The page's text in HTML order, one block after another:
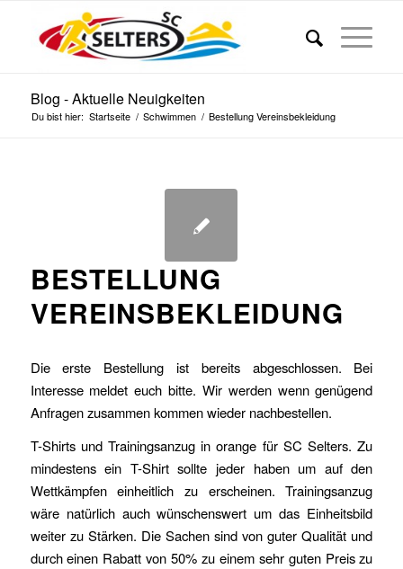
Blog - Aktuelle Neuigkeiten
Du bist hier: Startseite / Schwimmen / Bestellung Vereinsbekleidung
BESTELLUNG
VEREINSBEKLEIDUNG
Die erste Bestellung ist bereits abgeschlossen. Bei
Interesse meldet euch bitte. Wir werden wenn genügend
Anfragen zusammen kommen wieder nachbestellen.
T-Shirts und Trainingsanzug in orange für SC Selters. Zu
mindestens ein T-Shirt sollte jeder haben um auf den
Wettkämpfen einheitlich zu erscheinen. Trainingsanzug
wäre natürlich auch wünschenswert um das Einheitsbild
weiter zu Stärken. Die Sachen sind von guter Qualität und
durch einen Rabatt von 50% zu einem sehr guten Preis zu